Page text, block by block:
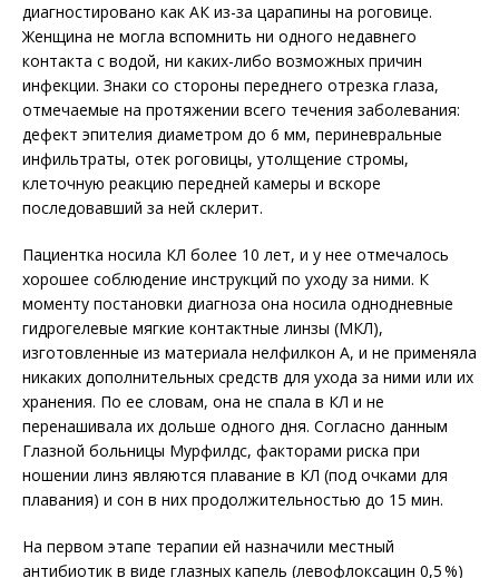
диагностировано как АК из-за царапины на роговице.
Женщина не могла вспомнить ни одного недавнего
контакта с водой, ни каких-либо возможных причин
инфекции. Знаки со стороны переднего отрезка глаза,
отмечаемые на протяжении всего течения заболевания:
дефект эпителия диаметром до 6 мм, периневральные
инфильтраты, отек роговицы, утолщение стро­мы,
клеточную реакцию передней камеры и вскоре
последовавший за ней склерит.
Пациентка носила КЛ более 10 лет, и у нее отмечалось
хорошее соблюдение инструкций по уходу за ними. К
моменту постановки диагноза она носила однодневные
гидрогелевые мягкие контактные линзы (МКЛ),
изготовленные из материала нелфилкон А, и не применяла
никаких дополнительных средств для ухода за ними или их
хранения. По ее словам, она не спала в КЛ и не
перенашивала их дольше одного дня. Согласно данным
Глазной больницы Мурфилдс, факторами риска при
ношении линз являются плавание в КЛ (под очками для
плавания) и сон в них продолжительностью до 15 мин.
На первом этапе терапии ей назначили местный
антибиотик в виде глазных капель (левофлоксацин 0,5 %)